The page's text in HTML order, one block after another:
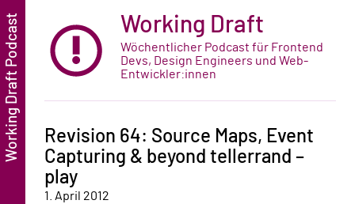
Working Draft
Wöchentlicher Podcast für Frontend
Devs, Design Engineers und Web-
Entwickler:innen
Revision 64: Source Maps, Event
Capturing & beyond tellerrand –
play
1. April 2012